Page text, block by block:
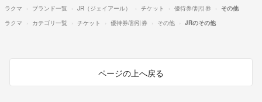
ラクマ ブランド一覧 JR（ジェイアール） チケット 優待券/割引券
その他
ラクマ
カテゴリ一覧 チケット 優待券/割引券 その他 JRのその他
ページの上へ戻る